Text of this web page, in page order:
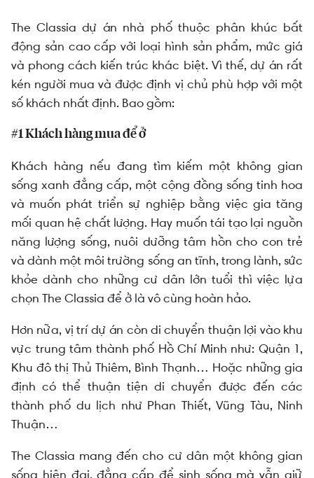
The Classia dự án nhà phố thuộc phân khúc bất
động sản cao cấp với loại hình sản phẩm, mức giá
và phong cách kiến trúc khác biệt. Vì thế, dự án rất
kén người mua và được định vị chủ phù hợp với một
số khách nhất định. Bao gồm:
#1 Khách hàng mua để ở
Khách hàng nếu đang tìm kiếm một không gian
sống xanh đẳng cấp, một cộng đồng sống tinh hoa
và muốn phát triển sự nghiệp bằng việc gia tăng
mối quan hệ chất lượng. Hay muốn tái tạo lại nguồn
năng lượng sống, nuôi dưỡng tâm hồn cho con trẻ
và dành một môi trường sống an tĩnh, trong lành, sức
khỏe dành cho những cư dân lớn tuổi thì việc lựa
chọn The Classia để ở là vô cùng hoàn hảo.
Hơn nữa, vị trí dự án còn di chuyển thuận lợi vào khu
vực trung tâm thành phố Hồ Chí Minh như: Quận 1,
Khu đô thị Thủ Thiêm, Bình Thạnh… Hoặc những gia
định có thể thuận tiện di chuyển được đến các
thành phố du lịch như Phan Thiết, Vũng Tàu, Ninh
Thuận…
The Classia mang đến cho cư dân một không gian
sống hiện đại, đẳng cấp để sinh sống mà vẫn giữ